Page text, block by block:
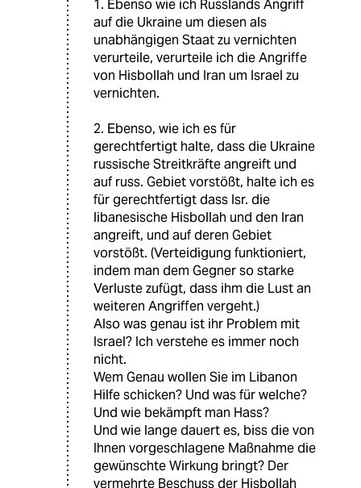
1. Ebenso wie ich Russlands Angriff
auf die Ukraine um diesen als
unabhängigen Staat zu vernichten
verurteile, verurteile ich die Angriffe
von Hisbollah und Iran um Israel zu
vernichten.
2. Ebenso, wie ich es für
gerechtfertigt halte, dass die Ukraine
russische Streitkräfte angreift und
auf russ. Gebiet vorstößt, halte ich es
für gerechtfertigt dass Isr. die
libanesische Hisbollah und den Iran
angreift, und auf deren Gebiet
vorstößt. (Verteidigung funktioniert,
indem man dem Gegner so starke
Verluste zufügt, dass ihm die Lust an
weiteren Angriffen vergeht.)
Also was genau ist ihr Problem mit
Israel? Ich verstehe es immer noch
nicht.
Wem Genau wollen Sie im Libanon
Hilfe schicken? Und was für welche?
Und wie bekämpft man Hass?
Und wie lange dauert es, biss die von
Ihnen vorgeschlagene Maßnahme die
gewünschte Wirkung bringt? Der
vermehrte Beschuss der Hisbollah